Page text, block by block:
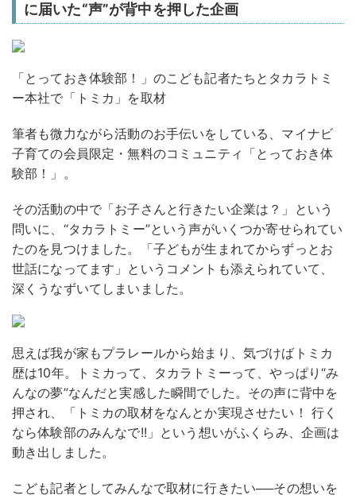
に届いた“声”が背中を押した企画
「とっておき体験部！」のこども記者たちとタカラトミ
ー本社で「トミカ」を取材
筆者も微力ながら活動のお手伝いをしている、マイナビ
子育ての会員限定・無料のコミュニティ「とっておき体
験部！」。
その活動の中で「お子さんと行きたい企業は？」という
問いに、“タカラトミー”という声がいくつか寄せられてい
たのを見つけました。「子どもが生まれてからずっとお
世話になってます」というコメントも添えられていて、
深くうなずいてしまいました。
思えば我が家もプラレールから始まり、気づけばトミカ
歴は10年。トミカって、タカラトミーって、やっぱり“み
んなの夢”なんだと実感した瞬間でした。その声に背中を
押され、「トミカの取材をなんとか実現させたい！ 行く
なら体験部のみんなで!!」という想いがふくらみ、企画は
動き出しました。
こども記者としてみんなで取材に行きたい──その想いを